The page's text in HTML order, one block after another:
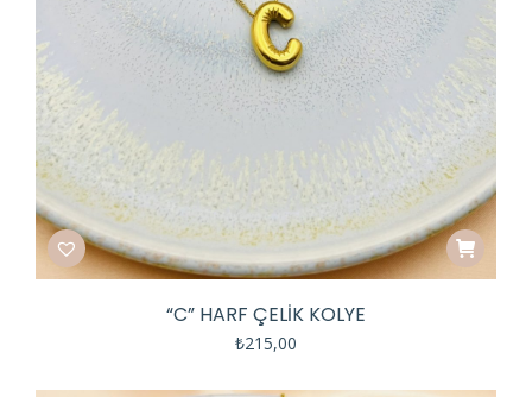
“C” HARF ÇELIK KOLYE
₺215,00